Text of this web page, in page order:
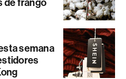
de frango
semana